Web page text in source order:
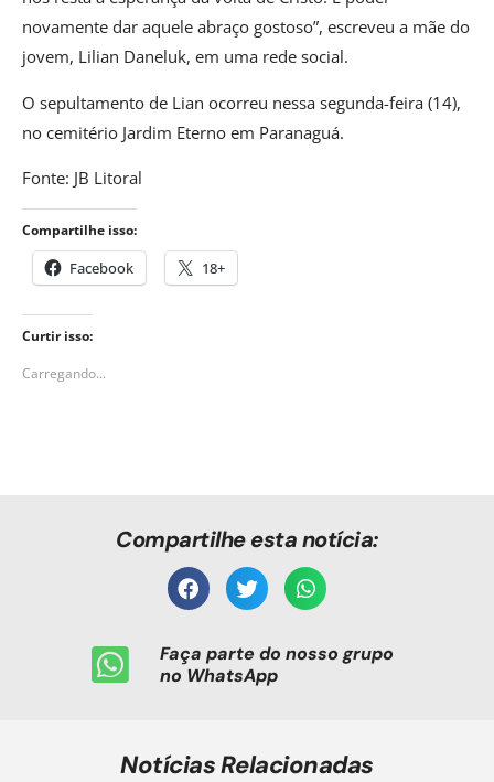
novamente dar aquele abraço gostoso”, escreveu a mãe do
jovem, Lilian Daneluk, em uma rede social.
O sepultamento de Lian ocorreu nessa segunda-feira (14),
no cemitério Jardim Eterno em Paranaguá.
Fonte: JB Litoral
Compartilhe isso:
Facebook 18+
Curtir isso:
Carregando...
Compartilhe esta notícia:
Faça parte do nosso grupo
no WhatsApp
Notícias Relacionadas